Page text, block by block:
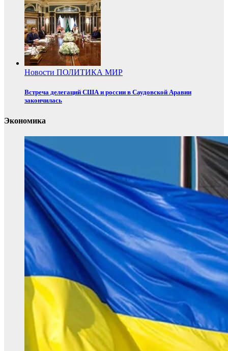
Новости ПОЛИТИКА МИР
Встреча делегаций США и россии в Саудовской Аравии
закончилась
Экономика